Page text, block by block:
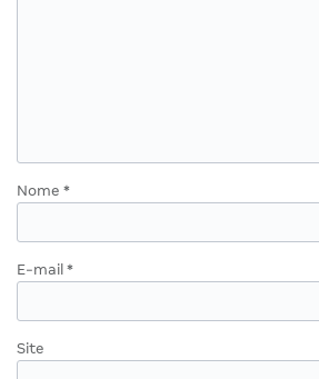
Nome *
E-mail *
Site